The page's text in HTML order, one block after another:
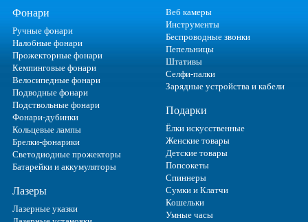
Фонари
Ручные фонари
Налобные фонари
Прожекторные фонари
Кемпинговые фонари
Велосипедные фонари
Подводные фонари
Подствольные фонари
Фонари-дубинки
Кольцевые лампы
Брелки-фонарики
Светодиодные прожекторы
Батарейки и аккумуляторы
Лазеры
Лазерные указки
Веб камеры
Инструменты
Беспроводные звонки
Пепельницы
Штативы
Селфи-палки
Зарядные устройства и кабели
Подарки
Ёлки искусственные
Женские товары
Детские товары
Попсокеты
Спиннеры
Сумки и Клатчи
Кошельки
Умные часы